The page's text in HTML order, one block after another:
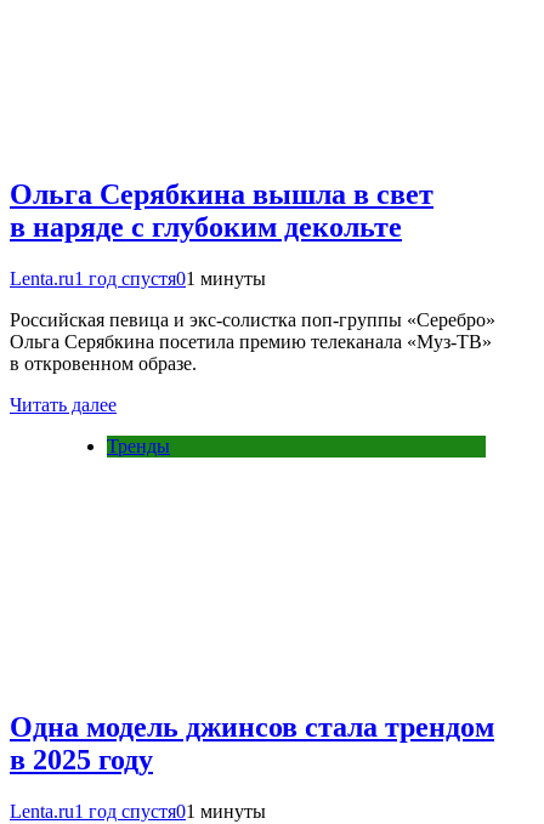
Ольга Серябкина вышла в свет
в наряде с глубоким декольте
Lenta.ru1 год спустя01 минуты
Российская певица и экс-солистка поп-группы «Серебро»
Ольга Серябкина посетила премию телеканала «Муз-ТВ»
в откровенном образе.
Читать далее
Тренды
Одна модель джинсов стала трендом
в 2025 году
Lenta.ru1 год спустя01 минуты